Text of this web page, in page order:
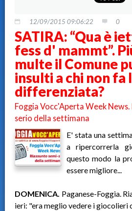
12/09/2015 09:06:22 0
SATIRA: “Qua è
fess d' mammt”.
multe il Comune
insulti a chi non fa
differenziata?
Foggia Vocc'Aperta Week News.
serio della settimana
E' stata una
a ripercorrerla
questo modo la
essere migliore...
DOMENICA. Paganese-Foggia.
ieri: "era meglio vedere i giocolieri